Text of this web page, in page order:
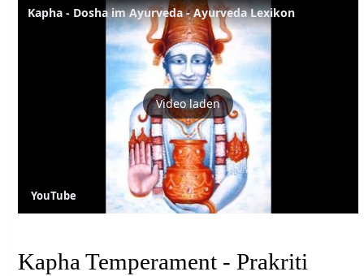
Kapha - Dosha im Ayurveda - Ayurveda Lexikon
Video laden
YouTube
Kapha Temperament - Prakriti